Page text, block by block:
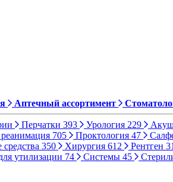
Аптечный ассортимент
Перчатки 393 Урология 229
705 Проктология 47
350 Хирургия 612 Рентген 31
утилизации 74 Системы 45